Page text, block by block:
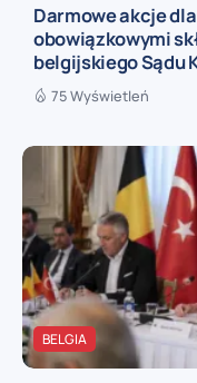
Darmowe akcje
obowiązkowymi
belgijskiego Sądu
75 Wyświetleń
BELGIA